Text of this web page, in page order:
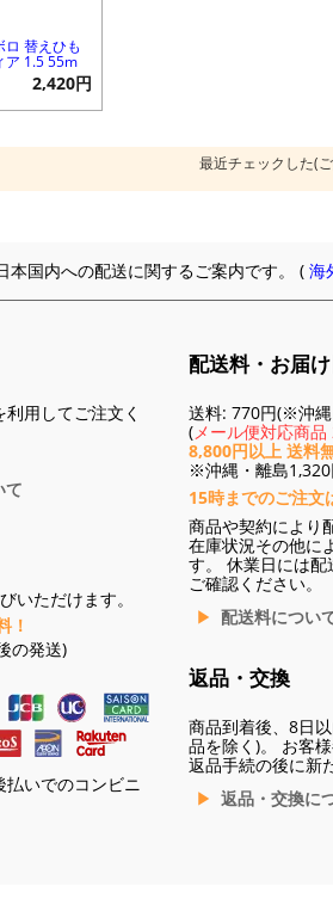
ロ 替えひも
ア 1.5 55m
2,420円
最近チェックした(
本国内への配送に関するご案内です。 (海
用してご注文く
て
いただけます。
！
の発送)
払いでのコンビニ
配送料・お届
送料: 770円(※沖
(メール便対応商品
8,800円以上 送料
※沖縄・離島
15時までのご注文
商品や契約により
在庫状況その他に
す。 休業日には配
ご確認ください。
配送料につい
返品・交換
商品到着後、8日
品を除く)。 お客
返品手続の後に新
返品・交換に